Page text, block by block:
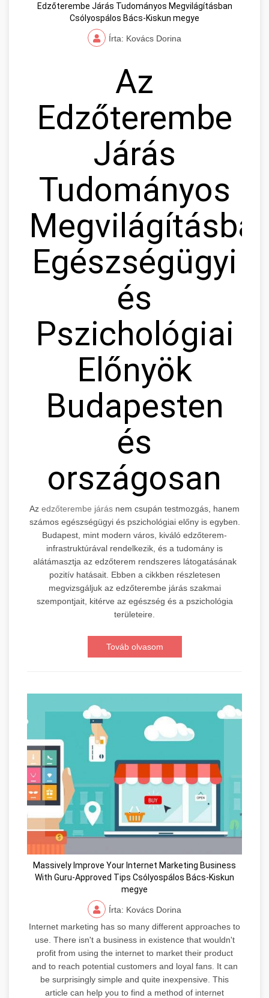
Edzőterembe Járás Tudományos Megvilágításban
Csólyospálos Bács-Kiskun megye
Írta: Kovács Dorina
Az
Edzőterembe
Járás
Tudományos
Egészségügyi
és
Pszichológiai
Előnyök
Budapesten
és
országosan
Az edzőterembe járás nem csupán testmozgás, hanem
számos egészségügyi és pszichológiai előny is egyben.
Budapest, mint modern város, kiváló edzőterem-
infrastruktúrával rendelkezik, és a tudomány is
alátámasztja az edzőterem rendszeres látogatásának
pozitív hatásait. Ebben a cikkben részletesen
megvizsgáljuk az edzőterembe járás szakmai
szempontjait, kitérve az egészség és a pszichológia
területeire.
Továb olvasom
Massively Improve Your Internet Marketing Business
With Guru-Approved Tips Csólyospálos Bács-Kiskun
megye
Írta: Kovács Dorina
Internet marketing has so many different approaches to
use. There isn't a business in existence that wouldn't
profit from using the internet to market their product
and to reach potential customers and loyal fans. It can
be surprisingly simple and quite inexpensive. This
article can help you to find a method of internet